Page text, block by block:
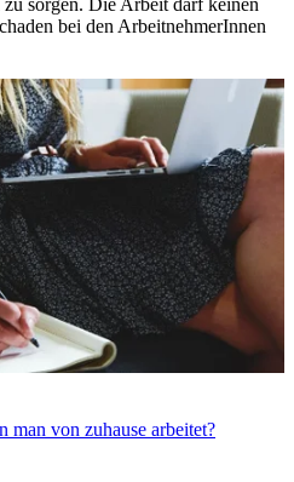
zu sorgen. Die Arbeit darf keinen
bei den ArbeitnehmerInnen
man von zuhause arbeitet?